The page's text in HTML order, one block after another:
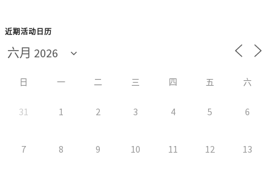
近期活动日历
日 一 二 三 四 五 六
31 1 2 3 4 5 6
7 8 9 10 11 12 13